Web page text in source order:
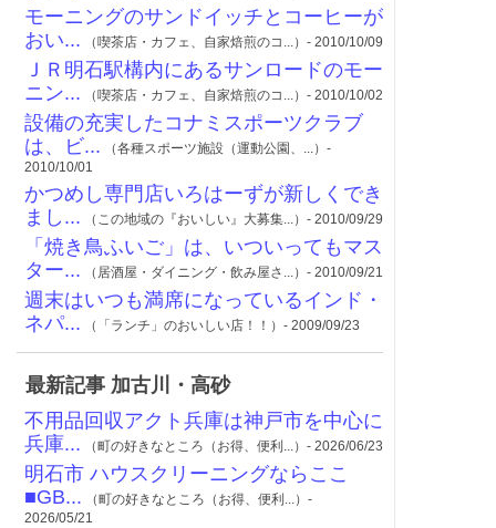
モーニングのサンドイッチとコーヒーが
おい... （喫茶店・カフェ、自家焙煎のコ...）- 2010/10/09
ＪＲ明石駅構内にあるサンロードのモー
ニン... （喫茶店・カフェ、自家焙煎のコ...）- 2010/10/02
設備の充実したコナミスポーツクラブ
は、ビ... （各種スポーツ施設（運動公園、...）-
2010/10/01
かつめし専門店いろはーずが新しくでき
まし... （この地域の『おいしい』大募集...）- 2010/09/29
「焼き鳥ふいご」は、いついってもマス
ター... （居酒屋・ダイニング・飲み屋さ...）- 2010/09/21
週末はいつも満席になっているインド・
ネパ... （「ランチ」のおいしい店！！）- 2009/09/23
最新記事 加古川・高砂
不用品回収アクト兵庫は神戸市を中心に
兵庫... （町の好きなところ（お得、便利...）- 2026/06/23
明石市 ハウスクリーニングならここ
■GB... （町の好きなところ（お得、便利...）-
2026/05/21